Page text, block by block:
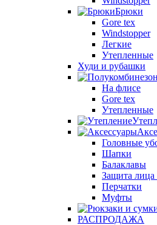
Брюки
Gore tex
Windstopper
Легкие
Утепленные
Худи и рубашки
На флисе
Gore tex
Утепленные
Головные
Шапки
Балаклавы
Защита
Перчатки
Муфты
РАСПРОДАЖА